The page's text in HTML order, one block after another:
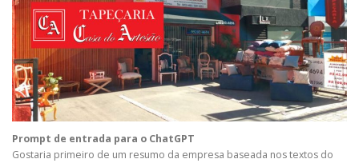
Prompt de entrada para o ChatGPT
Gostaria primeiro de um resumo da empresa baseada nos textos do